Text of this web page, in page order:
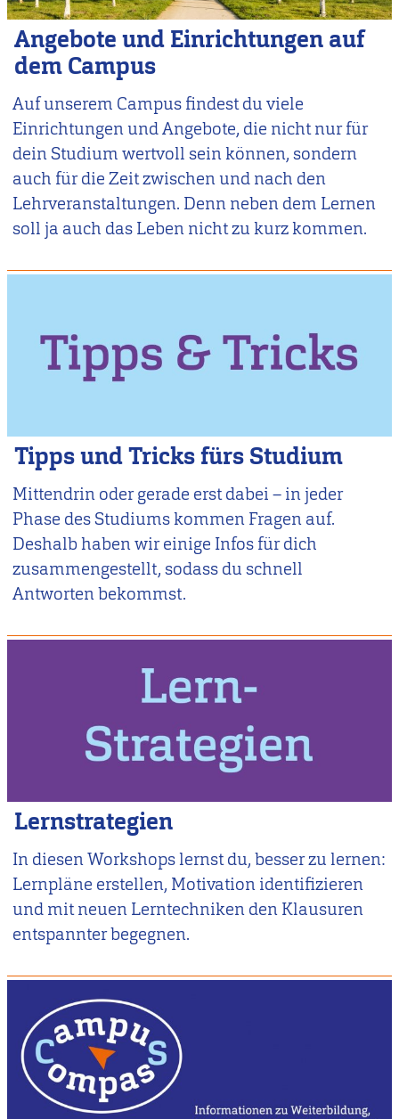
Angebote und Einrichtungen auf
dem Campus
Auf unserem Campus findest du viele
Einrichtungen und Angebote, die nicht nur für
dein Studium wertvoll sein können, sondern
auch für die Zeit zwischen und nach den
Lehrveranstaltungen. Denn neben dem Lernen
soll ja auch das Leben nicht zu kurz kommen.
Tipps und Tricks fürs Studium
Mittendrin oder gerade erst dabei – in jeder
Phase des Studiums kommen Fragen auf.
Deshalb haben wir einige Infos für dich
zusammengestellt, sodass du schnell
Antworten bekommst.
Lernstrategien
In diesen Workshops lernst du, besser zu lernen:
Lernpläne erstellen, Motivation identifizieren
und mit neuen Lerntechniken den Klausuren
entspannter begegnen.